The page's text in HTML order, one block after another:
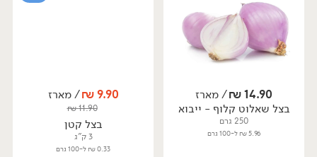
מארז
14.90
₪/ מארז
בצל שאלוט קלוף - ייבוא
250 גרם
5.96 ₪ ל-100 גרם
9.90
₪/ מארז
11.90
₪
בצל קטן
3 ק"ג
0.33 ₪ ל-100 גרם